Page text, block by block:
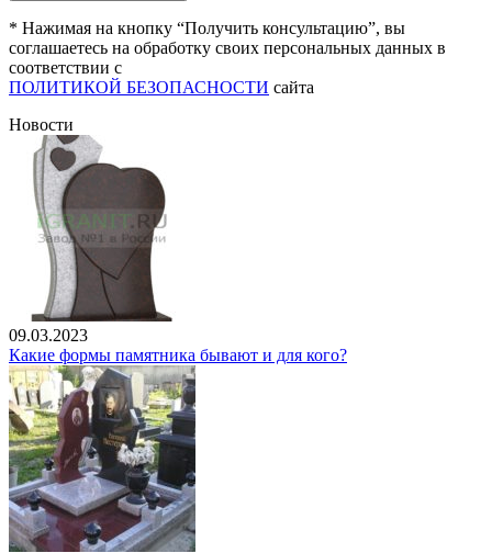
* Нажимая на кнопку “Получить консультацию”, вы
соглашаетесь на обработку своих персональных данных в
соответствии с
ПОЛИТИКОЙ БЕЗОПАСНОСТИ сайта
Новости
09.03.2023
Какие формы памятника бывают и для кого?